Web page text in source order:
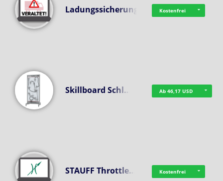
Ladungssicherung Kostenfrei
Skillboard Schl… Ab 46,17 USD
STAUFF Throttle… Kostenfrei